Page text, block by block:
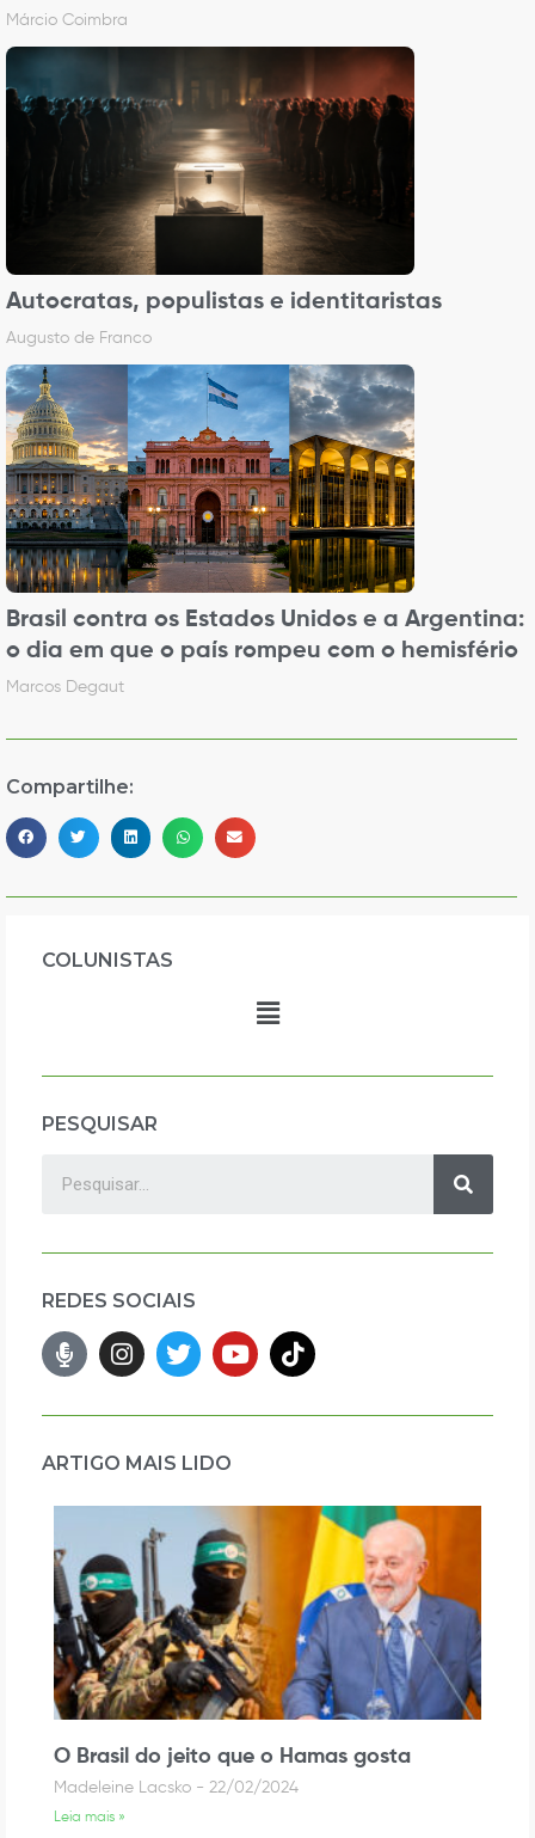
Márcio Coimbra
Autocratas, populistas e identitaristas
Augusto de Franco
Brasil contra os Estados Unidos e a Argentina:
o dia em que o país rompeu com o hemisfério
Marcos Degaut
Compartilhe:
COLUNISTAS
PESQUISAR
REDES SOCIAIS
ARTIGO MAIS LIDO
O Brasil do jeito que o Hamas gosta
Madeleine Lacsko 22/02/2024
Leia mais »